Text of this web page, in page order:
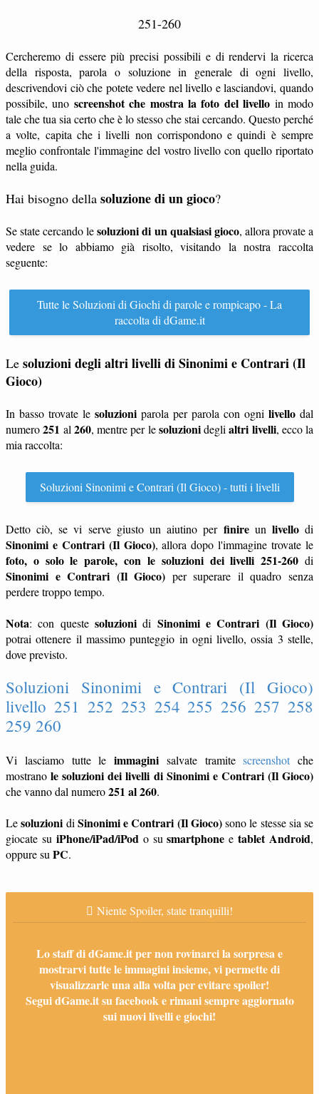
251-260
Cercheremo di essere più precisi possibili e di rendervi la ricerca
della risposta, parola o soluzione in generale di ogni livello,
descrivendovi ciò che potete vedere nel livello e lasciandovi, quando
possibile, uno screenshot che mostra la foto del livello in modo
tale che tua sia certo che è lo stesso che stai cercando. Questo perché
a volte, capita che i livelli non corrispondono e quindi è sempre
meglio confrontale l'immagine del vostro livello con quello riportato
nella guida.
Hai bisogno della soluzione di un gioco?
Se state cercando lesoluzioni di un qualsiasi gioco, allora provate a
vedere se lo abbiamo già risolto, visitando la nostra raccolta
seguente:
Tutte le Soluzioni di Giochi di parole e rompicapo - La
raccolta di dGame.it
Le soluzioni degli altri livelli di Sinonimi e Contrari (Il
Gioco)
In basso trovate le soluzioni parola per parola con ogni livello dal
numero251 al 260, mentre per lesoluzionideglialtri livelli, ecco la
mia raccolta:
Soluzioni Sinonimi e Contrari (Il Gioco) - tutti i livelli
Detto ciò, se vi serve giusto un aiutino per finireun livellodi
Sinonimi e Contrari (Il Gioco), allora dopo l'immagine trovate le
foto, o solo le parole, con le soluzioni dei livelli 251-260 di
Sinonimi e Contrari (Il Gioco) per superare il quadro senza
perdere troppo tempo.
Nota: con queste soluzioni di Sinonimi e Contrari (Il Gioco)
potrai ottenere il massimo punteggio in ogni livello, ossia 3 stelle,
dove previsto.
Soluzioni Sinonimi e Contrari (Il Gioco)
livello 251 252 253 254 255 256 257 258
259 260
Vi lasciamo tutte le immagini salvate tramitescreenshot che
mostranole soluzioni dei livelli di Sinonimi e Contrari (Il Gioco)
che vanno dal numero251 al 260.
Lesoluzioni di Sinonimi e Contrari (Il Gioco)sono le stesse sia se
giocate su iPhone/iPad/iPod o susmartphone etablet Android,
oppure su PC.
Niente Spoiler, state tranquilli!
Lo staff di dGame.it per non rovinarci la sorpresa e
mostrarvi tutte le immagini insieme, vi permette di
visualizzarle una alla volta per evitare spoiler!
Segui dGame.it su facebook e rimani sempre aggiornato
sui nuovi livelli e giochi!